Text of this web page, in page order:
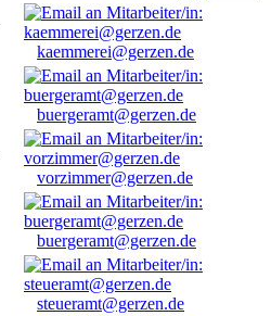
kaemmerei@gerzen.de
buergeramt@gerzen.de
vorzimmer@gerzen.de
buergeramt@gerzen.de
steueramt@gerzen.de